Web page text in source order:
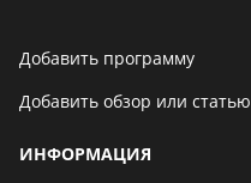
Добавить программу
Добавить обзор или статью
ИНФОРМАЦИЯ